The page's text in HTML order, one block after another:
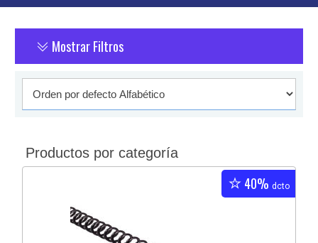
Mostrar Filtros
Productos por categoría
40% dcto